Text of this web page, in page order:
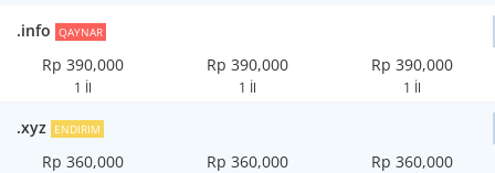
.info QAYNAR
Rp 390,000
1 İl
Rp 390,000
1 İl
Rp 390,000
1 İl
.xyz ENDIRIM
Rp 360,000 Rp 360,000 Rp 360,000